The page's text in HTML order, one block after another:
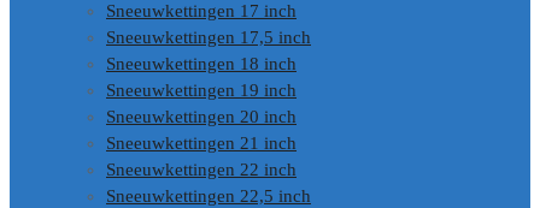
Sneeuwkettingen 17 inch
Sneeuwkettingen 17,5 inch
Sneeuwkettingen 18 inch
Sneeuwkettingen 19 inch
Sneeuwkettingen 20 inch
Sneeuwkettingen 21 inch
Sneeuwkettingen 22 inch
Sneeuwkettingen 22,5 inch